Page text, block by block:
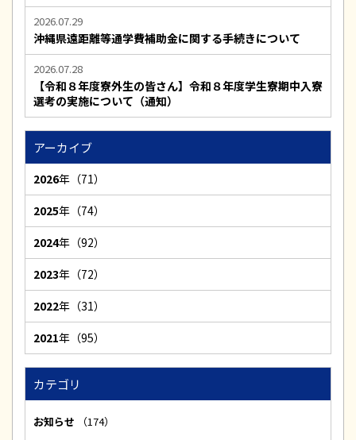
2026.07.29
沖縄県遠距離等通学費補助金に関する手続きについて
2026.07.28
【令和８年度寮外生の皆さん】令和８年度学生寮期中入寮
選考の実施について（通知）
アーカイブ
2026年（71）
2025年（74）
2024年（92）
2023年（72）
2022年（31）
2021年（95）
カテゴリ
お知らせ
（174）